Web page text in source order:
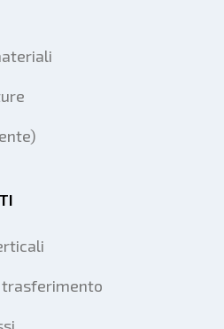
trasferimento